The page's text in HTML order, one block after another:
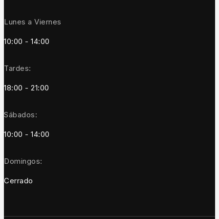
Lunes a Viernes
10:00 - 14:00
Tardes:
18:00 - 21:00
Sábados:
10:00 - 14:00
Domingos:
Cerrado